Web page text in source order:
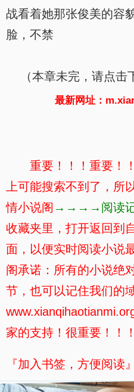
战看着她那张俊美的容
脸，不禁
（本章未完，请点击
最新网址：
重要！！！重要！
上可能搜索不到了，所
情小说阁 →→→→阅读
收藏夹里，打开返回到
面，以便实时阅读小说
阁承诺：所有的小说绝
节，也可以记住我们的
家的支持！很重要！！！
『加入书签，方便阅读』